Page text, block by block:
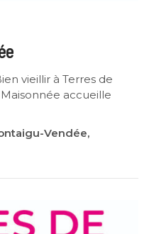
vieillir à Terres de
accueille
Vendée,